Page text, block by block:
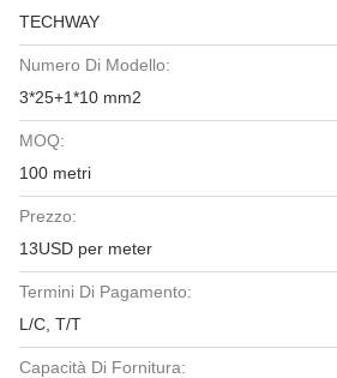
TECHWAY
Numero Di Modello:
3*25+1*10 mm2
MOQ:
100 metri
Prezzo:
13USD per meter
Termini Di Pagamento:
L/C, T/T
Capacità Di Fornitura: